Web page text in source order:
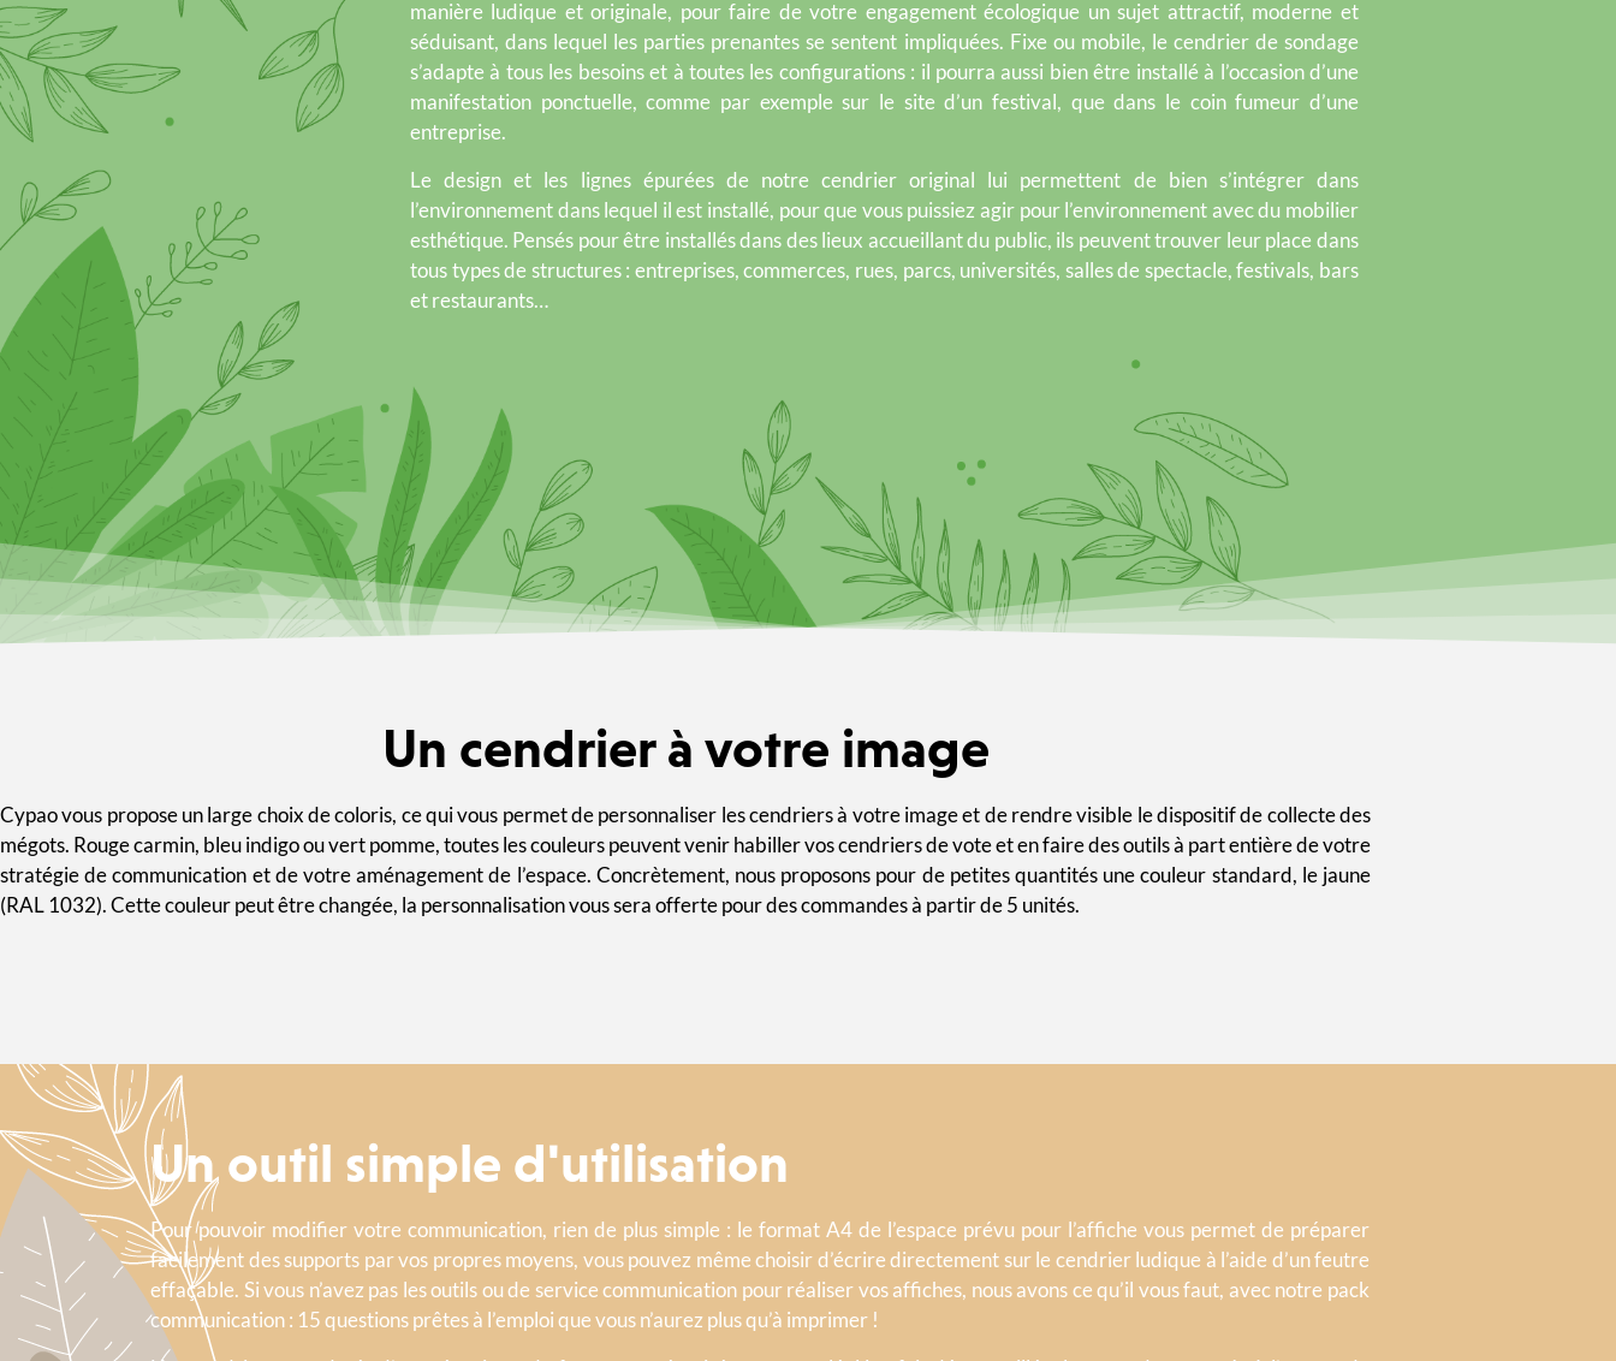
manière ludique et originale, pour faire de votre engagement écologique un sujet attractif, moderne et
séduisant, dans lequel les parties prenantes se sentent impliquées. Fixe ou mobile, le cendrier de sondage
s’adapte à tous les besoins et à toutes les configurations : il pourra aussi bien être installé à l’occasion d’une
manifestation ponctuelle, comme par exemple sur le site d’un festival, que dans le coin fumeur d’une
entreprise.
Le design et les lignes épurées de notre cendrier original lui permettent de bien s’intégrer dans
l’environnement dans lequel il est installé, pour que vous puissiez agir pour l’environnement avec du mobilier
esthétique. Pensés pour être installés dans des lieux accueillant du public, ils peuvent trouver leur place dans
tous types de structures : entreprises, commerces, rues, parcs, universités, salles de spectacle, festivals, bars
et restaurants…
Un cendrier à votre image
Cypao vous propose un large choix de coloris, ce qui vous permet de personnaliser les cendriers à votre image et de rendre visible le dispositif de collecte des
mégots. Rouge carmin, bleu indigo ou vert pomme, toutes les couleurs peuvent venir habiller vos cendriers de vote et en faire des outils à part entière de votre
stratégie de communication et de votre aménagement de l’espace. Concrètement, nous proposons pour de petites quantités une couleur standard, le jaune
(RAL 1032). Cette couleur peut être changée, la personnalisation vous sera offerte pour des commandes à partir de 5 unités.
Un outil simple d'utilisation​
Pour pouvoir modifier votre communication, rien de plus simple : le format A4 de l’espace prévu pour l’affiche vous permet de préparer
facilement des supports par vos propres moyens, vous pouvez même choisir d’écrire directement sur le cendrier ludique à l’aide d’un feutre
effaçable. Si vous n’avez pas les outils ou de service communication pour réaliser vos affiches, nous avons ce qu’il vous faut, avec notre pack
communication : 15 questions prêtes à l’emploi que vous n’aurez plus qu’à imprimer !